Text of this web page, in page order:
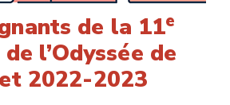
de la 11e
l’Odyssée de
2022-2023